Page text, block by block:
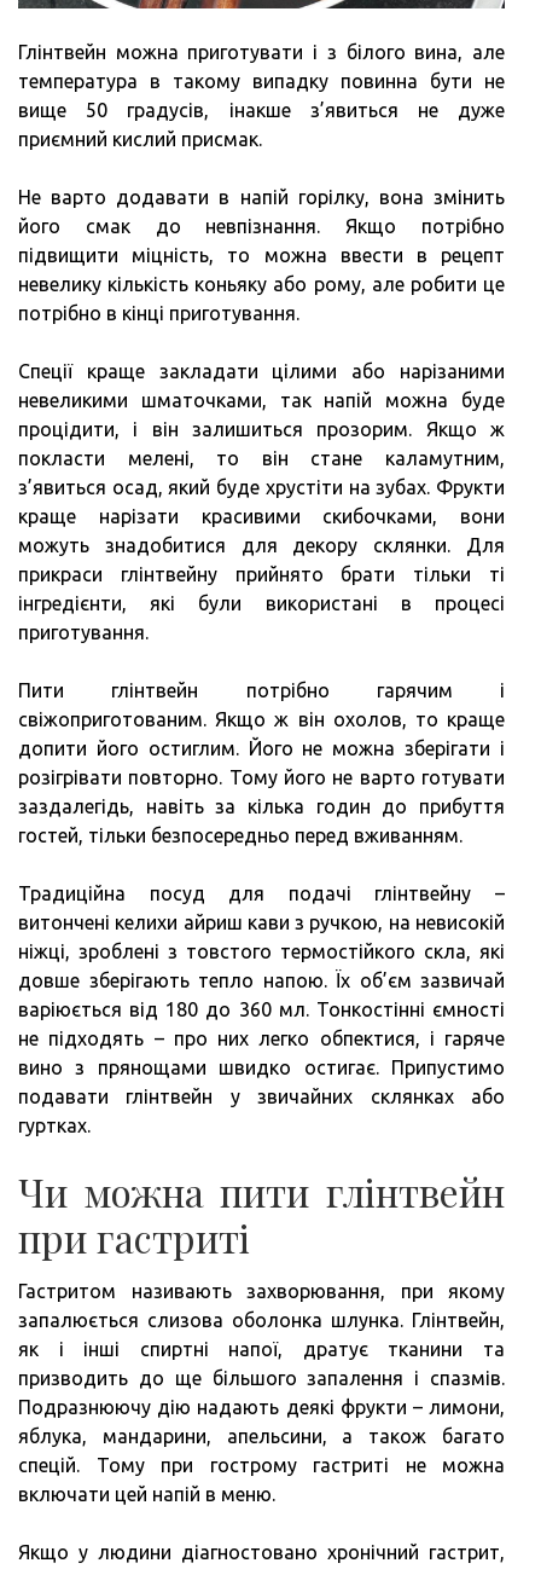
Глінтвейн можна приготувати і з білого вина, але
температура в такому випадку повинна бути не
вище 50 градусів, інакше з’явиться не дуже
приємний кислий присмак.
Не варто додавати в напій горілку, вона змінить
його смак до невпізнання. Якщо потрібно
підвищити міцність, то можна ввести в рецепт
невелику кількість коньяку або рому, але робити це
потрібно в кінці приготування.
Спеції краще закладати цілими або нарізаними
невеликими шматочками, так напій можна буде
процідити, і він залишиться прозорим. Якщо ж
покласти мелені, то він стане каламутним,
з’явиться осад, який буде хрустіти на зубах. Фрукти
краще нарізати красивими скибочками, вони
можуть знадобитися для декору склянки. Для
прикраси глінтвейну прийнято брати тільки ті
інгредієнти, які були використані в процесі
приготування.
Пити глінтвейн потрібно гарячим і
свіжоприготованим. Якщо ж він охолов, то краще
допити його остиглим. Його не можна зберігати і
розігрівати повторно. Тому його не варто готувати
заздалегідь, навіть за кілька годин до прибуття
гостей, тільки безпосередньо перед вживанням.
Традиційна посуд для подачі глінтвейну –
витончені келихи айриш кави з ручкою, на невисокій
ніжці, зроблені з товстого термостійкого скла, які
довше зберігають тепло напою. Їх об’єм зазвичай
варіюється від 180 до 360 мл. Тонкостінні ємності
не підходять – про них легко обпектися, і гаряче
вино з прянощами швидко остигає. Припустимо
подавати глінтвейн у звичайних склянках або
гуртках.
Чи можна пити глінтвейн
при гастриті
Гастритом називають захворювання, при якому
запалюється слизова оболонка шлунка. Глінтвейн,
як і інші спиртні напої, дратує тканини та
призводить до ще більшого запалення і спазмів.
Подразнюючу дію надають деякі фрукти – лимони,
яблука, мандарини, апельсини, а також багато
спецій. Тому при гострому гастриті не можна
включати цей напій в меню.
Якщо у людини діагностовано хронічний гастрит,